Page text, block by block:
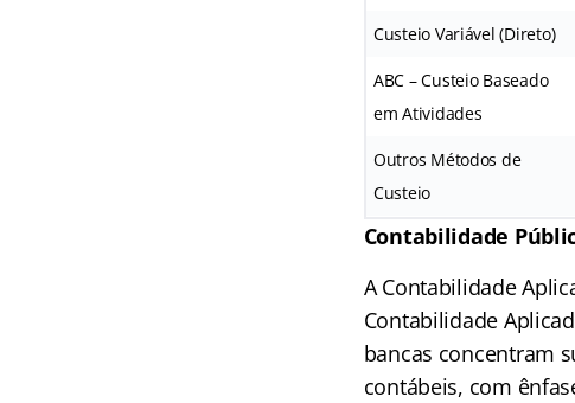
Custeio Variável (Direto)
ABC – Custeio Baseado
em Atividades
Outros Métodos de
Custeio
Contabilidade
A Contabilidade
Contabilidade
bancas concentram
contábeis, com